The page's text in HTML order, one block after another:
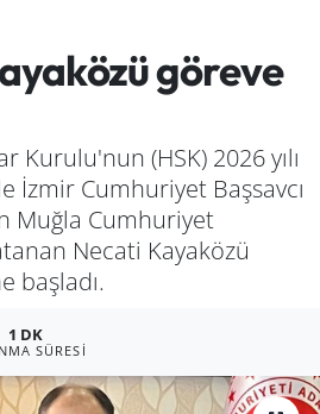
göreve
Kurulu'nun (HSK) 2026 yılı
İzmir Cumhuriyet Başsavcı
Muğla Cumhuriyet
Necati Kayaközü
başladı.
1 DK
SÜRESI